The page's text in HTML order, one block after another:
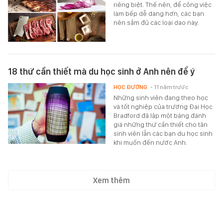
riêng biệt. Thế nên, để công việc
làm bếp dễ dàng hơn, các bạn
nên sắm đủ các loại dao này.
18 thứ cần thiết mà du học sinh ở Anh nên để ý
Những sinh viên đang theo học
và tốt nghiệp của trường Đại Học
Bradford đã lập một bảng đánh
giá những thứ cần thiết cho tân
sinh viên lẫn các bạn du học sinh
khi muốn đến nước Anh.
HỌC ĐƯỜNG - 11 năm trước
Xem thêm